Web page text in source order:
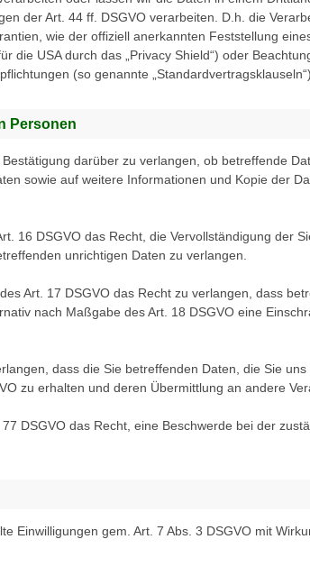
der Art. 44 ff. DSGVO verarbeiten. D.h. die
wie der offiziell anerkannten Feststellung
die USA durch das „Privacy Shield“) oder
(so genannte „Standardvertragsklauseln“).
Personen
darüber zu verlangen, ob betreffende
sowie auf weitere Informationen und Kopie der
16 DSGVO das Recht, die Vervollständigung der
unrichtigen Daten zu verlangen.
Art. 17 DSGVO das Recht zu verlangen, dass
nach Maßgabe des Art. 18 DSGVO eine
dass die Sie betreffenden Daten, die Sie
zu erhalten und deren Übermittlung an andere
DSGVO das Recht, eine Beschwerde bei der
Einwilligungen gem. Art. 7 Abs. 3 DSGVO mit